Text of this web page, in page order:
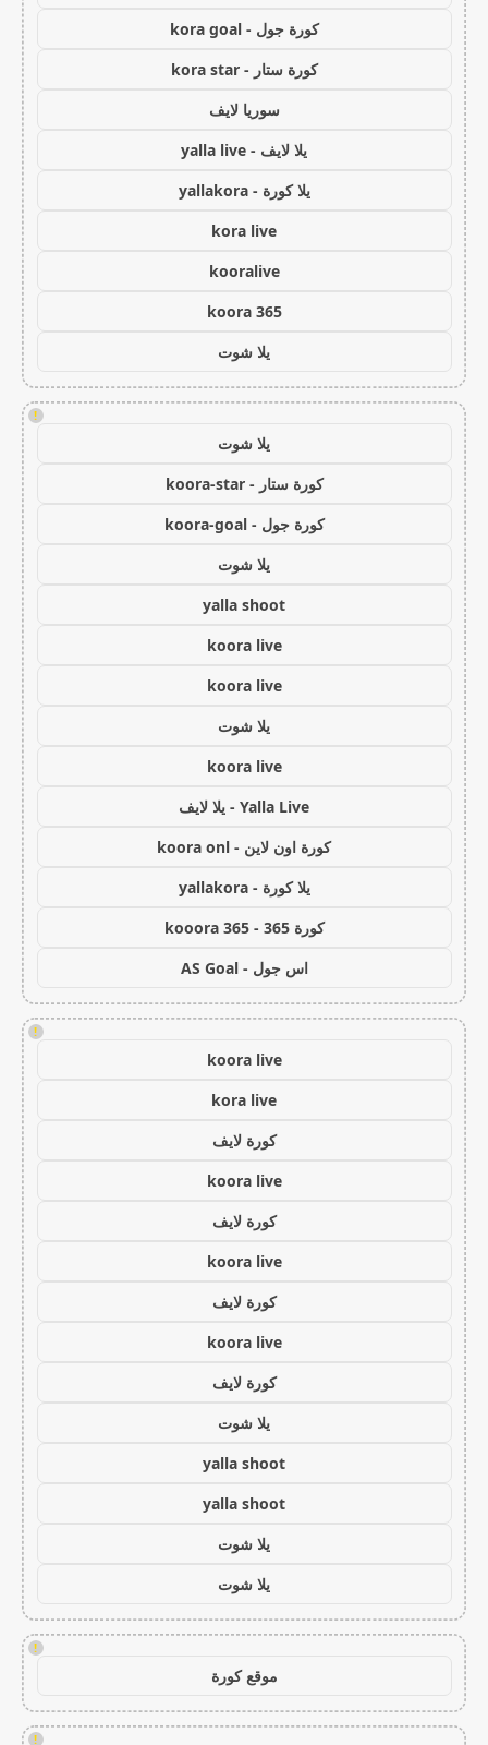
كورة جول - kora goal
كورة ستار - kora star
سوريا لايف
يلا لايف - yalla live
يلا كورة - yallakora
kora live
kooralive
koora 365
يلا شوت
!
يلا شوت
كورة ستار - koora-star
كورة جول - koora-goal
يلا شوت
yalla shoot
koora live
koora live
يلا شوت
koora live
Yalla Live - يلا لايف
كورة اون لاين - koora onl
يلا كورة - yallakora
كورة 365 - kooora 365
اس جول - AS Goal
!
koora live
kora live
كورة لايف
koora live
كورة لايف
koora live
كورة لايف
koora live
كورة لايف
يلا شوت
yalla shoot
yalla shoot
يلا شوت
يلا شوت
!
موقع كورة
!